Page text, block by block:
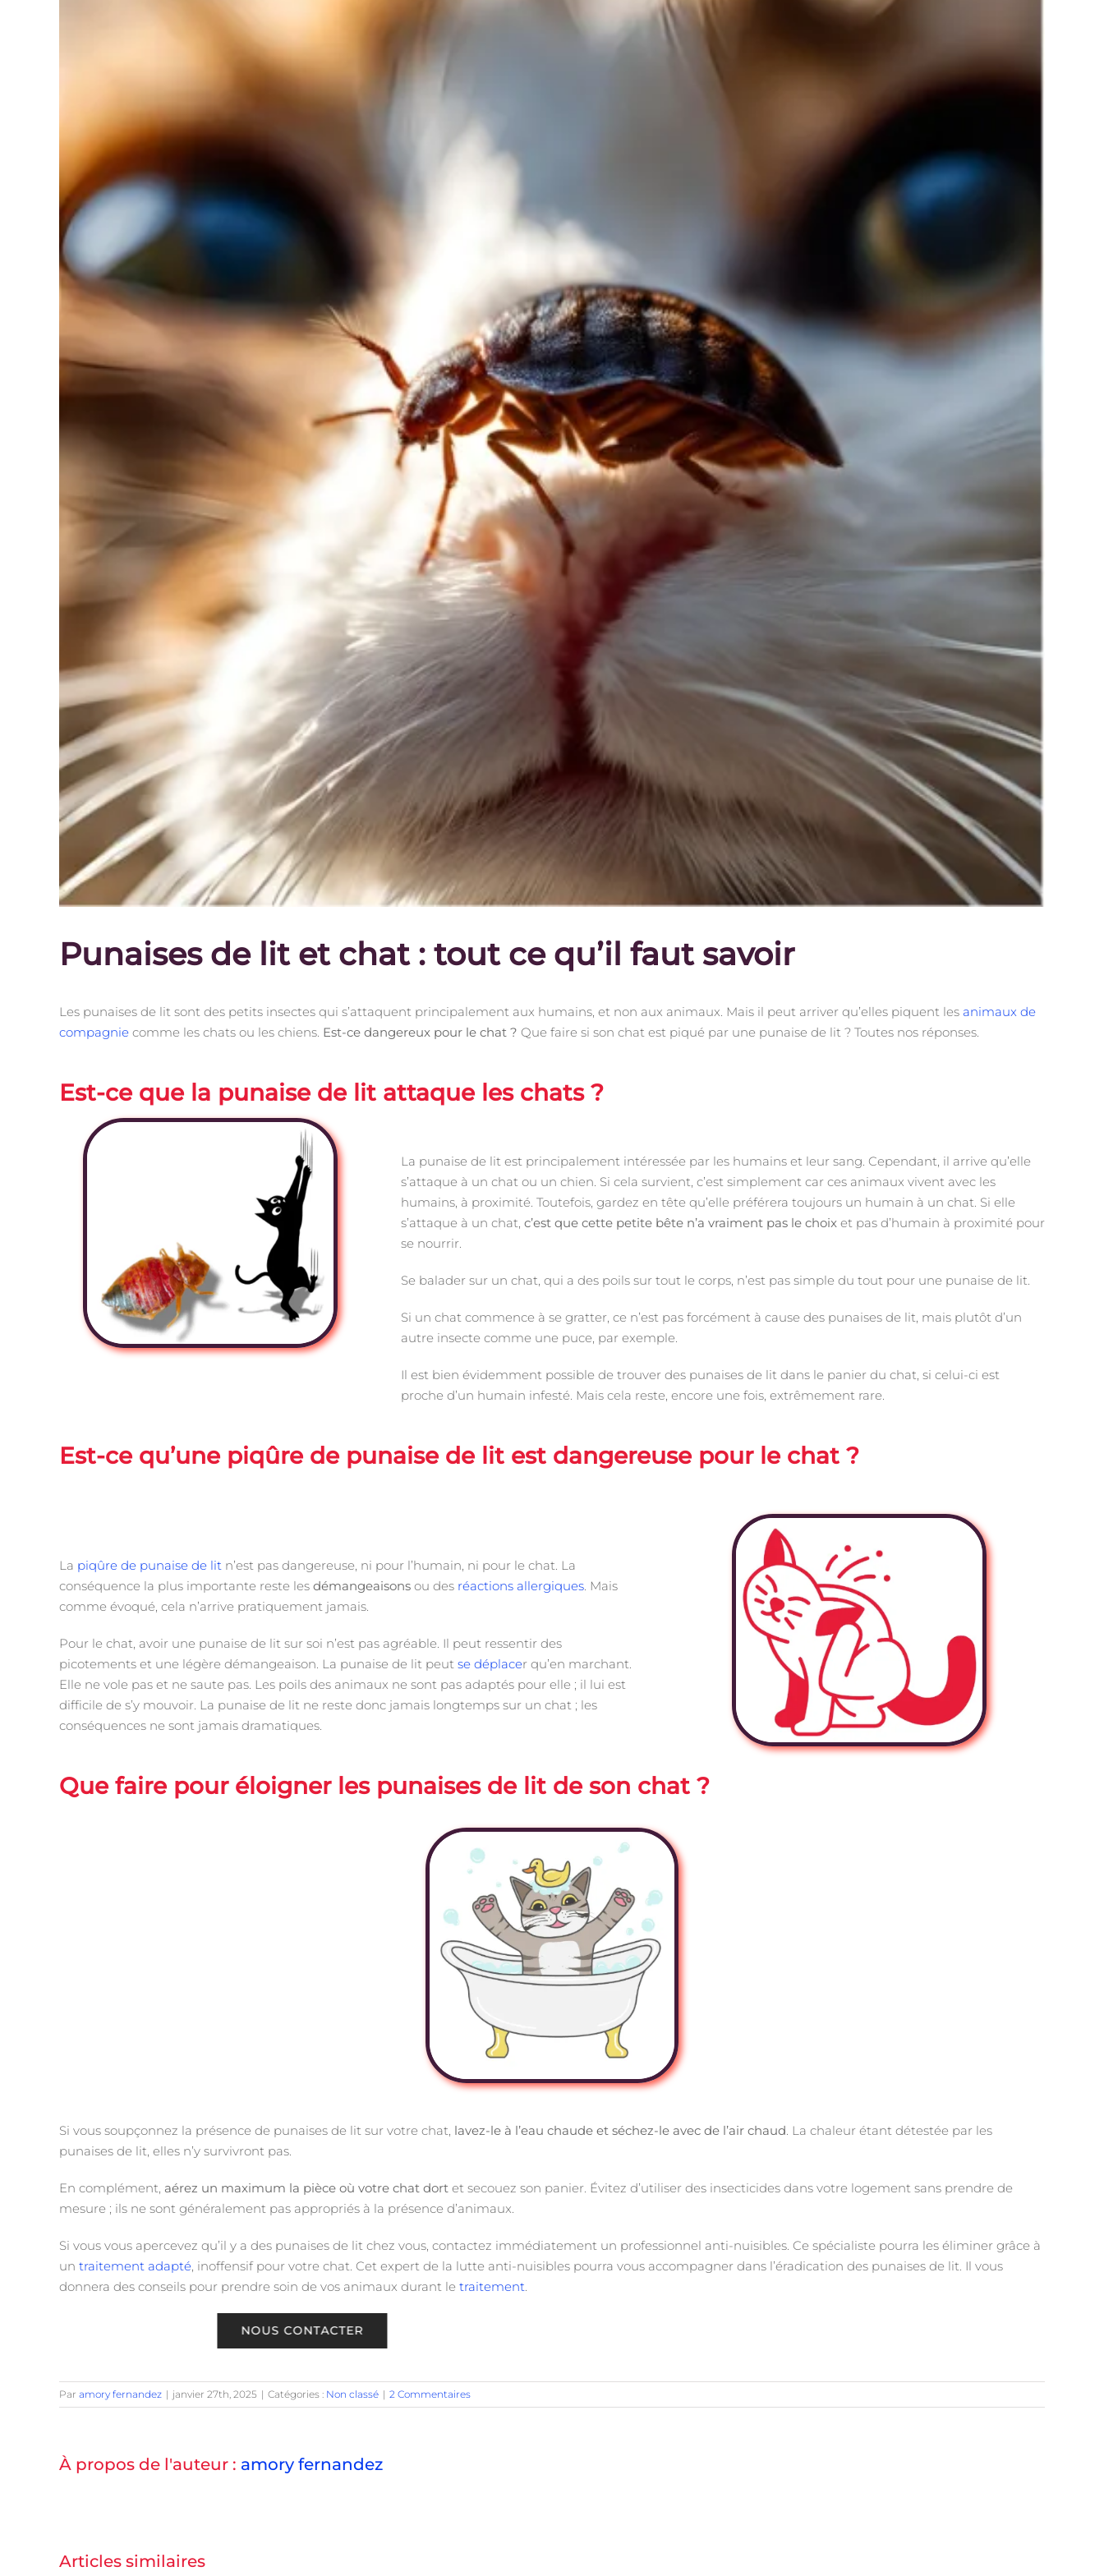
Punaises de lit et chat : tout ce qu’il faut savoir
Les punaises de lit sont des petits insectes qui s’attaquent principalement aux humains, et non aux animaux. Mais il peut arriver qu’elles piquent les animaux de
compagniecomme les chats ou les chiens. Est-ce dangereux pour le chat ? Que faire si son chat est piqué par une punaise de lit ? Toutes nos réponses.
Est-ce que la punaise de lit attaque les chats ?
La punaise de lit est principalement intéressée par les humains et leur sang. Cependant, il arrive qu’elle
s’attaque à un chat ou un chien. Si cela survient, c’est simplement car ces animaux vivent avec les
humains, à proximité. Toutefois, gardez en tête qu’elle préférera toujours un humain à un chat. Si elle
s’attaque à un chat, c’est que cette petite bête n’a vraiment pas le choix et pas d’humain à proximité pour
se nourrir.
Se balader sur un chat, qui a des poils sur tout le corps, n’est pas simple du tout pour une punaise de lit.
Si un chat commence à se gratter, ce n’est pas forcément à cause des punaises de lit, mais plutôt d’un
autre insecte comme une puce, par exemple.
Il est bien évidemment possible de trouver des punaises de lit dans le panier du chat, si celui-ci est
proche d’un humain infesté. Mais cela reste, encore une fois, extrêmement rare.
Est-ce qu’une piqûre de punaise de lit est dangereuse pour le chat ?
La piqûre de punaise de litn’est pas dangereuse, ni pour l’humain, ni pour le chat. La
conséquence la plus importante reste lesdémangeaisons ou des réactions allergiques. Mais
comme évoqué, cela n’arrive pratiquement jamais.
Pour le chat, avoir une punaise de lit sur soi n’est pas agréable. Il peut ressentir des
picotements et une légère démangeaison. La punaise de lit peut se déplacer qu’en marchant.
Elle ne vole pas et ne saute pas. Les poils des animaux ne sont pas adaptés pour elle ; il lui est
difficile de s’y mouvoir. La punaise de lit ne reste donc jamais longtemps sur un chat ; les
conséquences ne sont jamais dramatiques.
Que faire pour éloigner les punaises de lit de son chat ?
Si vous soupçonnez la présence de punaises de lit sur votre chat, lavez-le à l’eau chaude et séchez-le avec de l’air chaud . La chaleur étant détestée par les
punaises de lit, elles n’y survivront pas.
En complément, aérez un maximum la pièce où votre chat dort et secouez son panier. Évitez d’utiliser des insecticides dans votre logement sans prendre de
mesure ; ils ne sont généralement pas appropriés à la présence d’animaux.
Si vous vous apercevez qu’il y a des punaises de lit chez vous, contactez immédiatement un professionnel anti-nuisibles. Ce spécialiste pourra les éliminer grâce à
un traitement adapté, inoffensif pour votre chat. Cet expert de la lutte anti-nuisibles pourra vous accompagner dans l’éradication des punaises de lit. Il vous
donnera des conseils pour prendre soin de vos animaux durant letraitement
Par amory fernandez | janvier 27th, 2025 | Catégories : Non classé | 2 Commentaires
À propos de l'auteur : amory fernandez
Articles similaires